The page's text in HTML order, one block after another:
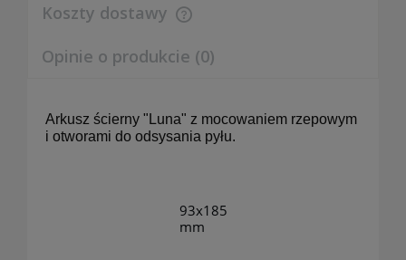
Koszty dostawy
Cena nie zawiera ewentualnych kosztów płatności
Opinie o produkcie (0)
Arkusz ścierny "Luna" z mocowaniem rzepowym
i otworami do odsysania pyłu.
93x185
mm